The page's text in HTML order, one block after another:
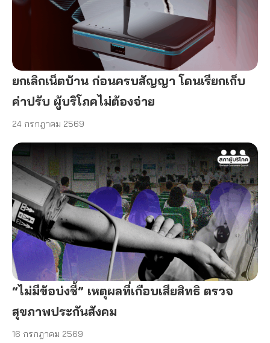
ยกเลิกเน็ตบ้าน ก่อนครบสัญญา โดนเรียกเก็บ
ค่าปรับ ผู้บริโภคไม่ต้องจ่าย
24 กรกฎาคม 2569
“ไม่มีข้อบ่งชี้” เหตุผลที่เกือบเสียสิทธิ ตรวจ
สุขภาพประกันสังคม
16 กรกฎาคม 2569